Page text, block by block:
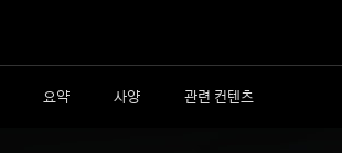
요약 사양 관련 컨텐츠